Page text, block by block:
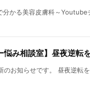
分かる美容皮膚科～
悩み相談室】昼夜逆転
のお知らせです。 昼夜逆転